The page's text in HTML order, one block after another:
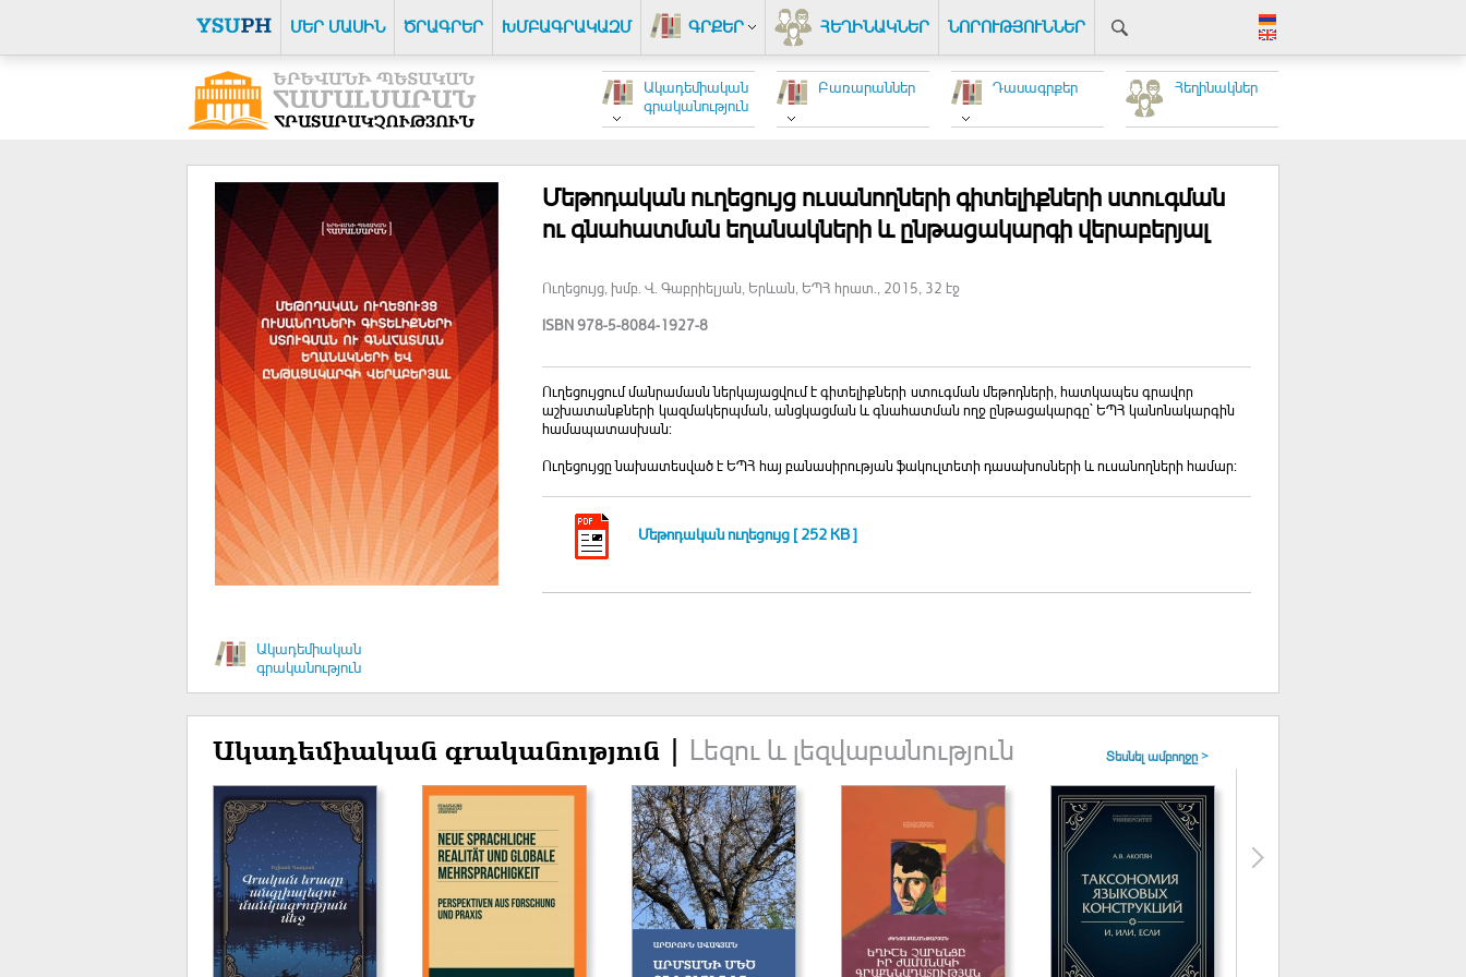
ՄԵՐ ՄԱՍԻՆ ԾՐԱԳՐԵՐ ԽՄԲԱԳՐԱԿԱԶՄ ԳՐՔԵՐ ՀԵՂԻՆԱԿՆԵՐ ՆՈՐՈՒԹՅՈՒՆՆԵՐ
Հեղինակներ
Դասագրքեր
Բառարաններ
Ակադեմիական
գրականություն
Ակադեմիական
գրականություն
Մեթոդական ուղեցույց ուսանողների գիտելիքների ստուգման
ու գնահատման եղանակների և ընթացակարգի վերաբերյալ
Ուղեցույց, խմբ. Վ. Գաբրիելյան, Երևան, ԵՊՀ հրատ., 2015, 32 էջ
ISBN 978-5-8084-1927-8
Ուղեցույցում մանրամասն ներկայացվում է գիտելիքների ստուգման մեթոդների, հատկապես գրավոր
աշխատանքների կազմակերպման, անցկացման և գնահատման ողջ ընթացակարգը` ԵՊՀ կանոնակարգին
համապատասխան:
Ուղեցույցը նախատեսված է ԵՊՀ հայ բանասիրության ֆակուլտետի դասախոսների և ուսանողների համար:
Մեթոդական ուղեցույց [ 252 KB ]
Ակադեմիական գրականություն | Լեզու և լեզվաբանություն Տեսնել ամբողջը >